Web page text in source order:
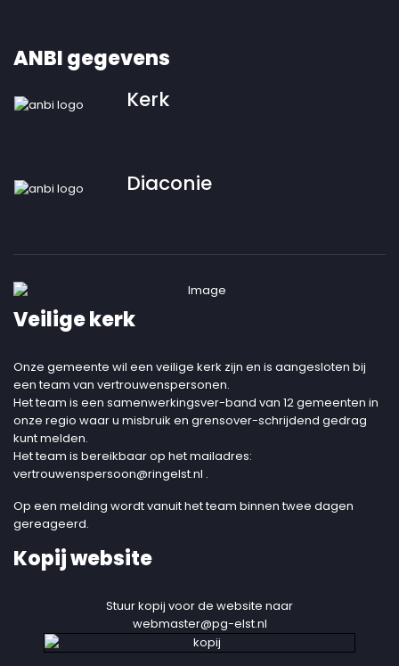
ANBI gegevens
Kerk
Diaconie
Veilige kerk
Onze gemeente wil een veilige kerk zijn en is aangesloten bij
een team van vertrouwenspersonen.
Het team is een samenwerkingsver-band van 12 gemeenten in
onze regio waar u misbruik en grensover-schrijdend gedrag
kunt melden.
Het team is bereikbaar op het mailadres:
vertrouwenspersoon@ringelst.nl .
Op een melding wordt vanuit het team binnen twee dagen
gereageerd.
Kopij website
Stuur kopij voor de website naar
webmaster@pg-elst.nl